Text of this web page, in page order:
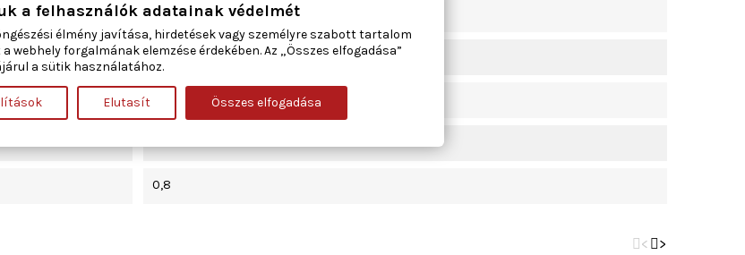
Szívócső
340
0,8
>
<
a felhasználók adatainak védelmét
élmény javítása, hirdetések vagy személyre szabott tartalom
webhely forgalmának elemzése érdekében. Az „Összes elfogadása”
a sütik használatához.
Elutasít Összes elfogadása